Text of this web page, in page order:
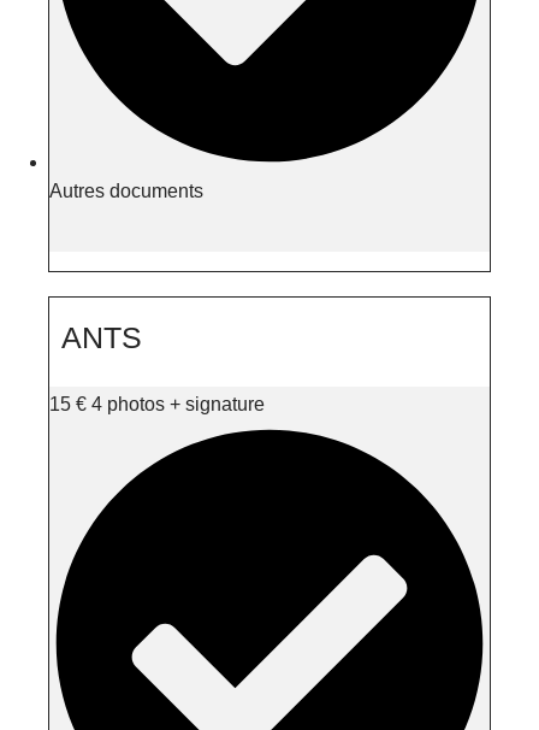
Autres documents
ANTS
15 € 4 photos + signature